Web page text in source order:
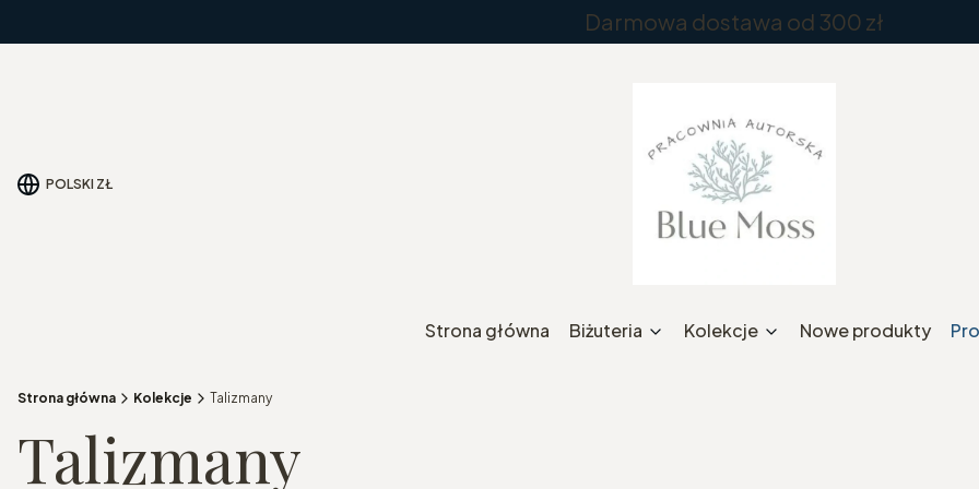
Darmowa dostawa od 300 zł
POLSKI ZŁ
Strona główna Biżuteria Kolekcje Nowe produkty
Strona główna Kolekcje Talizmany
Talizmany